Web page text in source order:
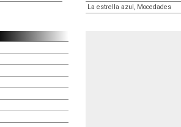
La estrella azul, Mocedades